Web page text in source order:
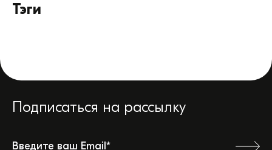
Тэги
Подписаться на рассылку